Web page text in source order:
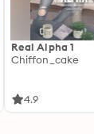
Real Alpha 1
Chiffon_cake
4.9